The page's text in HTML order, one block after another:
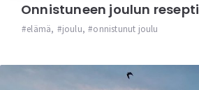
Onnistuneen joulun resepti
elämä, joulu, onnistunut joulu